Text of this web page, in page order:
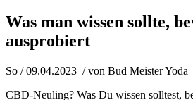
Was man wissen sollte,
ausprobiert
So / 09.04.2023 / von Bud Meister Yoda
CBD-Neuling? Was Du wissen solltest,